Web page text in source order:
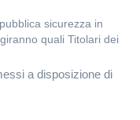
sicurezza in
quali Titolari dei
a disposizione di